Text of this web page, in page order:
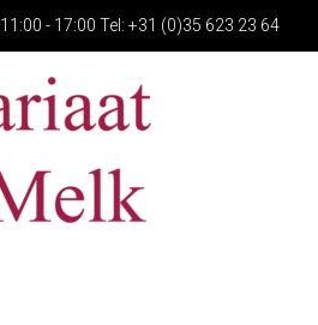
11:00 - 17:00 Tel: +31 (0)35 623 23 64